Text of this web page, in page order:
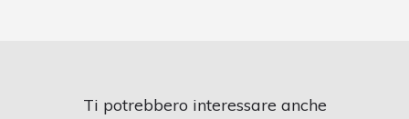
Ti potrebbero interessare anche